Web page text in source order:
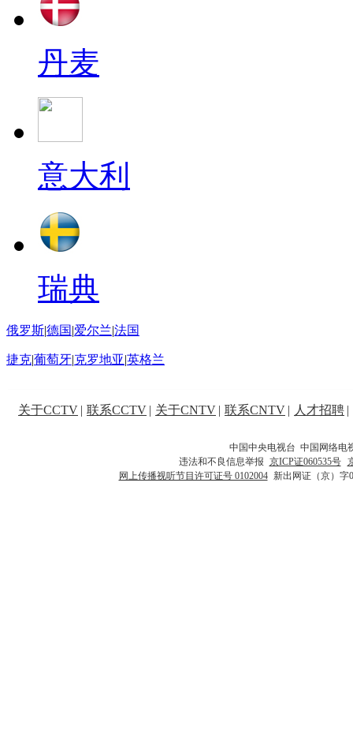
丹麦
意大利
瑞典
俄罗斯|德国|爱尔兰|法国
捷克|葡萄牙|克罗地亚|英格兰
关于CCTV | 联系CCTV | 关于CNTV | 联系CNTV | 人才招聘 |
中国中央电视台 中国网络电
违法和不良信息举报 京ICP证060535号
网上传播视听节目许可证号 0102004 新出网证（京）